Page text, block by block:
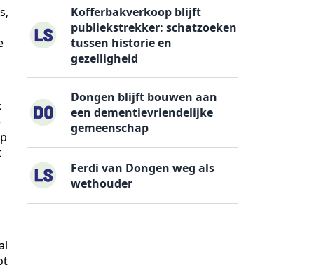
Kofferbakverkoop blijft
publiekstrekker: schatzoeken
tussen historie en
gezelligheid
Dongen blijft bouwen aan
een dementievriendelijke
gemeenschap
Ferdi van Dongen weg als
wethouder